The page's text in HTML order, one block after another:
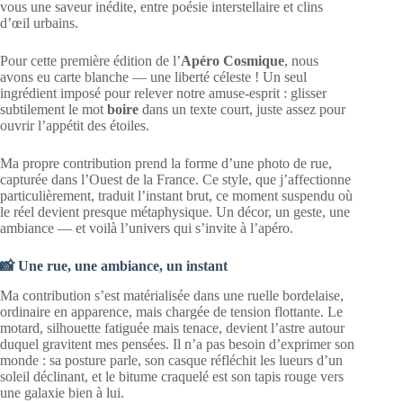
vous une saveur inédite, entre poésie interstellaire et clins
d’œil urbains.
Pour cette première édition de l’Apéro Cosmique, nous
avons eu carte blanche — une liberté céleste ! Un seul
ingrédient imposé pour relever notre amuse-esprit : glisser
subtilement le mot boire dans un texte court, juste assez pour
ouvrir l’appétit des étoiles.
Ma propre contribution prend la forme d’une photo de rue,
capturée dans l’Ouest de la France. Ce style, que j’affectionne
particulièrement, traduit l’instant brut, ce moment suspendu où
le réel devient presque métaphysique. Un décor, un geste, une
ambiance — et voilà l’univers qui s’invite à l’apéro.
📸 Une rue, une ambiance, un instant
Ma contribution s’est matérialisée dans une ruelle bordelaise,
ordinaire en apparence, mais chargée de tension flottante. Le
motard, silhouette fatiguée mais tenace, devient l’astre autour
duquel gravitent mes pensées. Il n’a pas besoin d’exprimer son
monde : sa posture parle, son casque réfléchit les lueurs d’un
soleil déclinant, et le bitume craquelé est son tapis rouge vers
une galaxie bien à lui.